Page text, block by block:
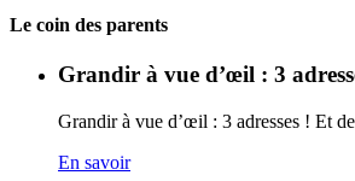
Carto
Le coin des parents
Grandir à vue d’œil : 3
Grandir à vue d’œil : 3 adresses ! Et
En savoir